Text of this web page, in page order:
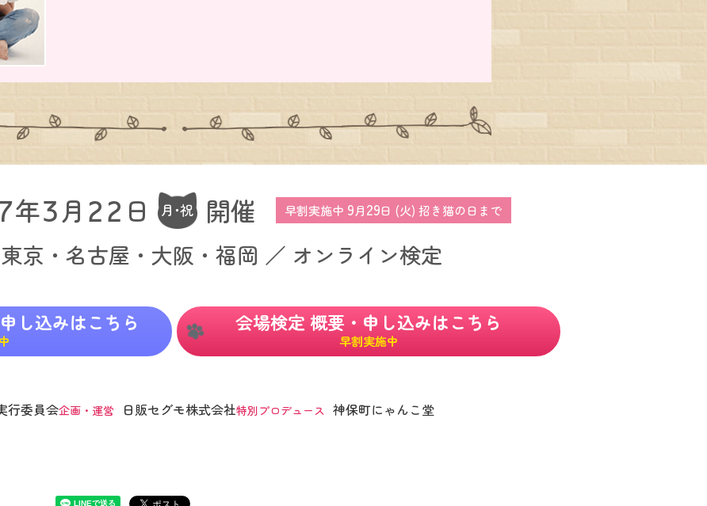
年3 月 22 日 月・祝 開催 早割実施中 9月29日 (火) 招き猫の日まで
京・名古屋・大阪・福岡 ／ オンライン検定
し込みはこちら 会場検定 概要・申し込みはこちら
早割実施中
行委員会企画・運営 日販セグモ株式会社特別プロデュース 神保町にゃんこ堂